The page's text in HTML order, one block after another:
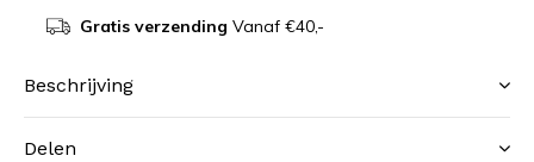
Gratis verzending Vanaf €40,-
Beschrijving
Delen